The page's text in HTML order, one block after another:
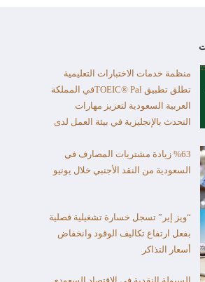
منظمة خدمات الاختبارات التعليمية
تطلق تطبيق TOEIC® Palفي المملكة
العربية السعودية لتعزيز مهارات
التحدث بالإنجليزية في بيئة العمل لدى
%63 زيادة مشتريات المصارف في
السعودية من النقد الأجنبي خلال يونيو
“ويز إير” تسجل خسارة تشغيلية فصلية
بفعل ارتفاع تكاليف الوقود وانخفاض
أسعار التذاكر
السيولة النقدية في الاقتصاد السعودي